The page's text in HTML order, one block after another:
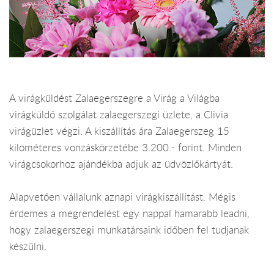
A virágküldést Zalaegerszegre a Virág a Világba
virágküldő szolgálat zalaegerszegi üzlete, a Clivia
virágüzlet végzi. A kiszállítás ára Zalaegerszeg 15
kilométeres vonzáskörzetébe 3.200.- forint. Minden
virágcsokorhoz ajándékba adjuk az üdvözlőkártyát.
Alapvetően vállalunk aznapi virágkiszállítást. Mégis
érdemes a megrendelést egy nappal hamarabb leadni,
hogy zalaegerszegi munkatársaink időben fel tudjanak
készülni.